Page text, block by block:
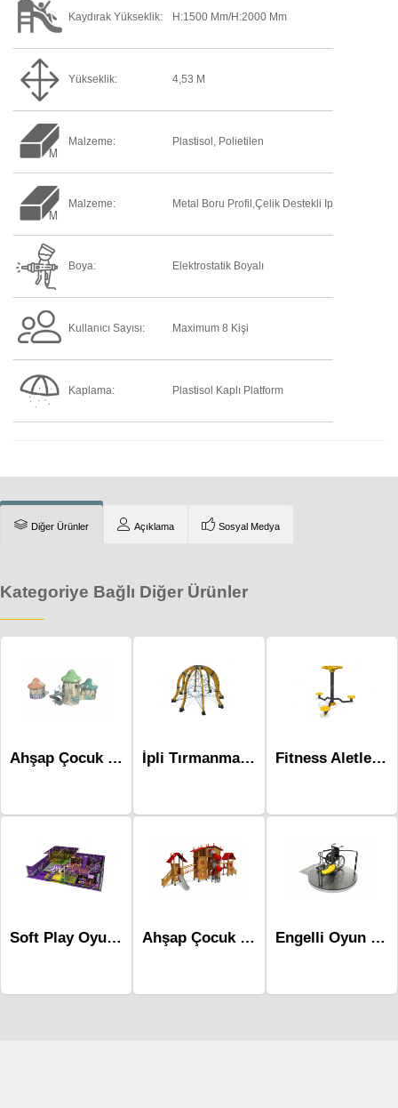
Kaydırak Yükseklik: H:1500 Mm/h:2000 Mm
Yükseklik: 4,53 M
Malzeme: Plastisol, Polietilen
Malzeme: Metal Boru Profil,çelik Destekli Ip
Boya: Elektrostatik Boyalı
Kullanıcı Sayısı: Maximum 8 Kişi
Kaplama: Plastisol Kaplı Platform
Diğer Ürünler Açıklama Sosyal Medya
Kategoriye Bağlı Diğer Ürünler
Ahşap Çocuk Parkları-Mas-149 İpli Tırmanma & Ahşap Mip-115 Fitness Aletleri-Mfs-003
Soft Play Oyun Parkı-Msp-016 Ahşap Çocuk Parkları-Mas-167 Engelli Oyun Elemanı-Mae-062